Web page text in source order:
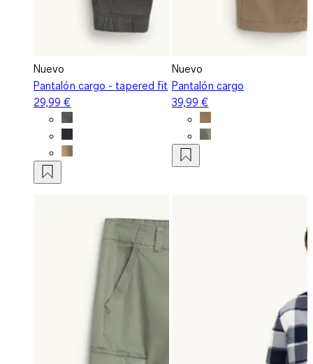
Nuevo
Pantalón cargo - tapered fit
29,99 €
Nuevo
Pantalón cargo
39,99 €